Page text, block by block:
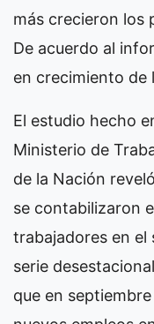
más crecieron los
De acuerdo al
en crecimiento de
El estudio hecho
Ministerio de
de la Nación
se contabilizaron
trabajadores en
serie
que en septiembre